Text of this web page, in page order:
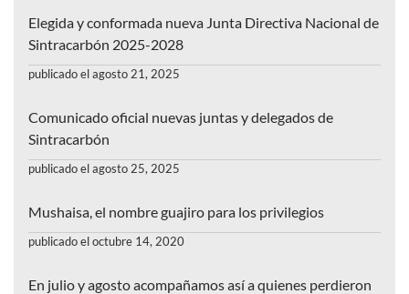
Elegida y conformada nueva Junta Directiva Nacional de
Sintracarbón 2025-2028
publicado el agosto 21, 2025
Comunicado oficial nuevas juntas y delegados de
Sintracarbón
publicado el agosto 25, 2025
Mushaisa, el nombre guajiro para los privilegios
publicado el octubre 14, 2020
En julio y agosto acompañamos así a quienes perdieron